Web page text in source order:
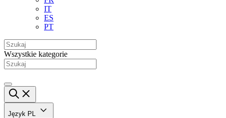
IT
ES
PT
Wszystkie kategorie
Język PL